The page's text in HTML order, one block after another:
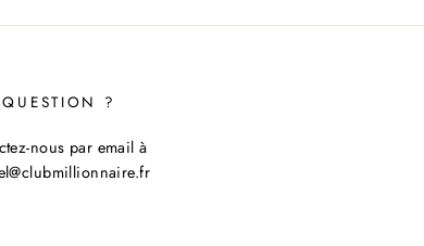
?
nous par email à